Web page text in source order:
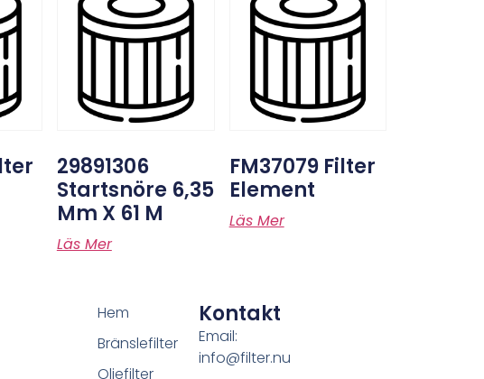
29891306
Startsnöre 6,35
Mm X 61 M
Läs Mer
FM37079 Filter
Element
Läs Mer
Hem
Bränslefilter
Oljefilter
Kontakt
Email:
info@filter.nu